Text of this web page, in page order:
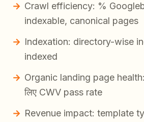
Crawl efficiency: %
indexable, canonical pages
Indexation: directory-wise
indexed
Organic landing page
लिए CWV pass rate
Revenue impact: template